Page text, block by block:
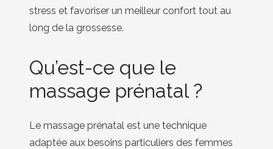
stress et favoriser un meilleur confort tout au
long de la grossesse.
Qu’est-ce que le
massage prénatal ?
Le massage prénatal est une technique
adaptée aux besoins particuliers des femmes